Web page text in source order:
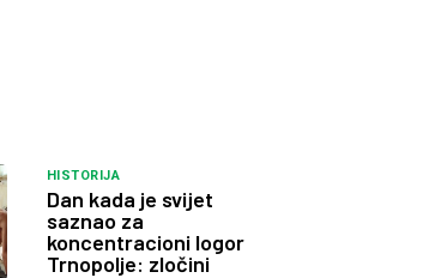
HISTORIJA
Dan kada je svijet
saznao za
koncentracioni logor
Trnopolje: zločini